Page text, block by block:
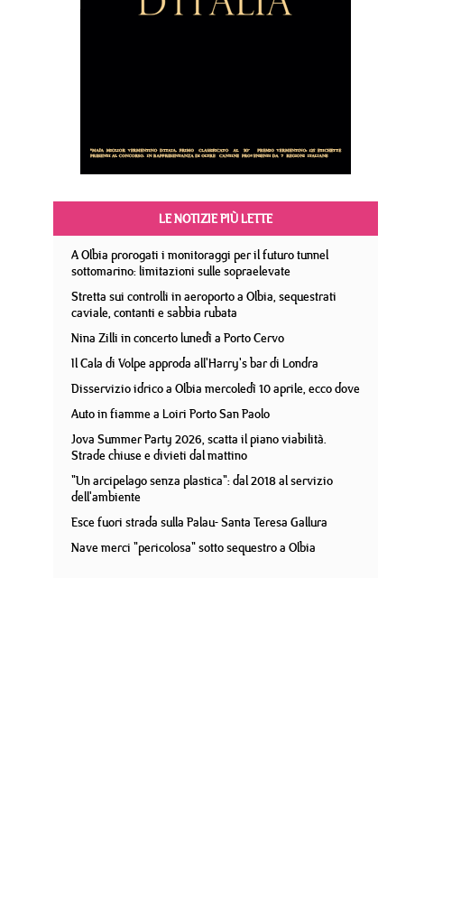
LE NOTIZIE PIÙ LETTE
A Olbia prorogati i monitoraggi per il futuro tunnel
sottomarino: limitazioni sulle sopraelevate
Stretta sui controlli in aeroporto a Olbia, sequestrati
caviale, contanti e sabbia rubata
Nina Zilli in concerto lunedì a Porto Cervo
Il Cala di Volpe approda all'Harry's bar di Londra
Disservizio idrico a Olbia mercoledì 10 aprile, ecco dove
Auto in fiamme a Loiri Porto San Paolo
Jova Summer Party 2026, scatta il piano viabilità.
Strade chiuse e divieti dal mattino
"Un arcipelago senza plastica": dal 2018 al servizio
dell'ambiente
Esce fuori strada sulla Palau- Santa Teresa Gallura
Nave merci "pericolosa" sotto sequestro a Olbia